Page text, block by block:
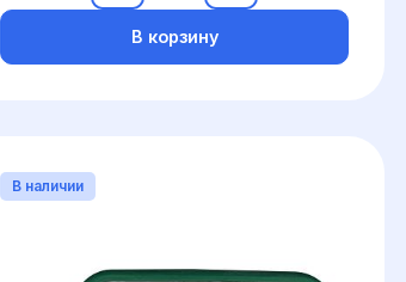
В корзину
В наличии